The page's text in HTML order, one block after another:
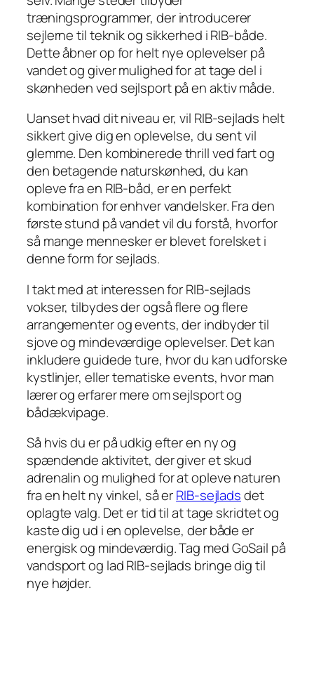
træningsprogrammer, der introducerer
sejlerne til teknik og sikkerhed i RIB-både.
Dette åbner op for helt nye oplevelser på
vandet og giver mulighed for at tage del i
skønheden ved sejlsport på en aktiv måde.
Uanset hvad dit niveau er, vil RIB-sejlads helt
sikkert give dig en oplevelse, du sent vil
glemme. Den kombinerede thrill ved fart og
den betagende naturskønhed, du kan
opleve fra en RIB-båd, er en perfekt
kombination for enhver vandelsker. Fra den
første stund på vandet vil du forstå, hvorfor
så mange mennesker er blevet forelsket i
denne form for sejlads.
I takt med at interessen for RIB-sejlads
vokser, tilbydes der også flere og flere
arrangementer og events, der indbyder til
sjove og mindeværdige oplevelser. Det kan
inkludere guidede ture, hvor du kan udforske
kystlinjer, eller tematiske events, hvor man
lærer og erfarer mere om sejlsport og
bådækvipage.
Så hvis du er på udkig efter en ny og
spændende aktivitet, der giver et skud
adrenalin og mulighed for at opleve naturen
fra en helt ny vinkel, så erRIB-sejladsdet
oplagte valg. Det er tid til at tage skridtet og
kaste dig ud i en oplevelse, der både er
energisk og mindeværdig. Tag med GoSail på
vandsport og lad RIB-sejlads bringe dig til
nye højder.